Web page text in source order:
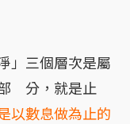
三個層次是屬
分，就是止
以數息做為止的